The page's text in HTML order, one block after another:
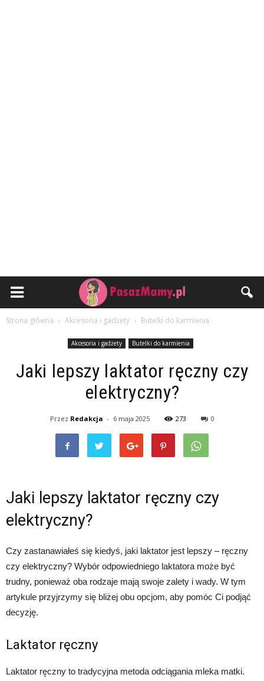
Strona główna Akcesoria i gadżety Butelki do karmienia
Akcesoria i gadżety Butelki do karmienia
Jaki lepszy laktator ręczny czy
elektryczny?
Przez Redakcja - 6 maja 2025 273 0
Jaki lepszy laktator ręczny czy
elektryczny?
Czy zastanawiałeś się kiedyś, jaki laktator jest lepszy – ręczny
czy elektryczny? Wybór odpowiedniego laktatora może być
trudny, ponieważ oba rodzaje mają swoje zalety i wady. W tym
artykule przyjrzymy się bliżej obu opcjom, aby pomóc Ci podjąć
decyzję.
Laktator ręczny
Laktator ręczny to tradycyjna metoda odciągania mleka matki.